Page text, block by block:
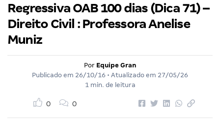
Regressiva OAB 100 dias (Dica 71) –
Direito Civil : Professora Anelise
Muniz
Por Equipe Gran
Publicado em 26/10/16 • Atualizado em 27/05/26
1 min. de leitura
0 0